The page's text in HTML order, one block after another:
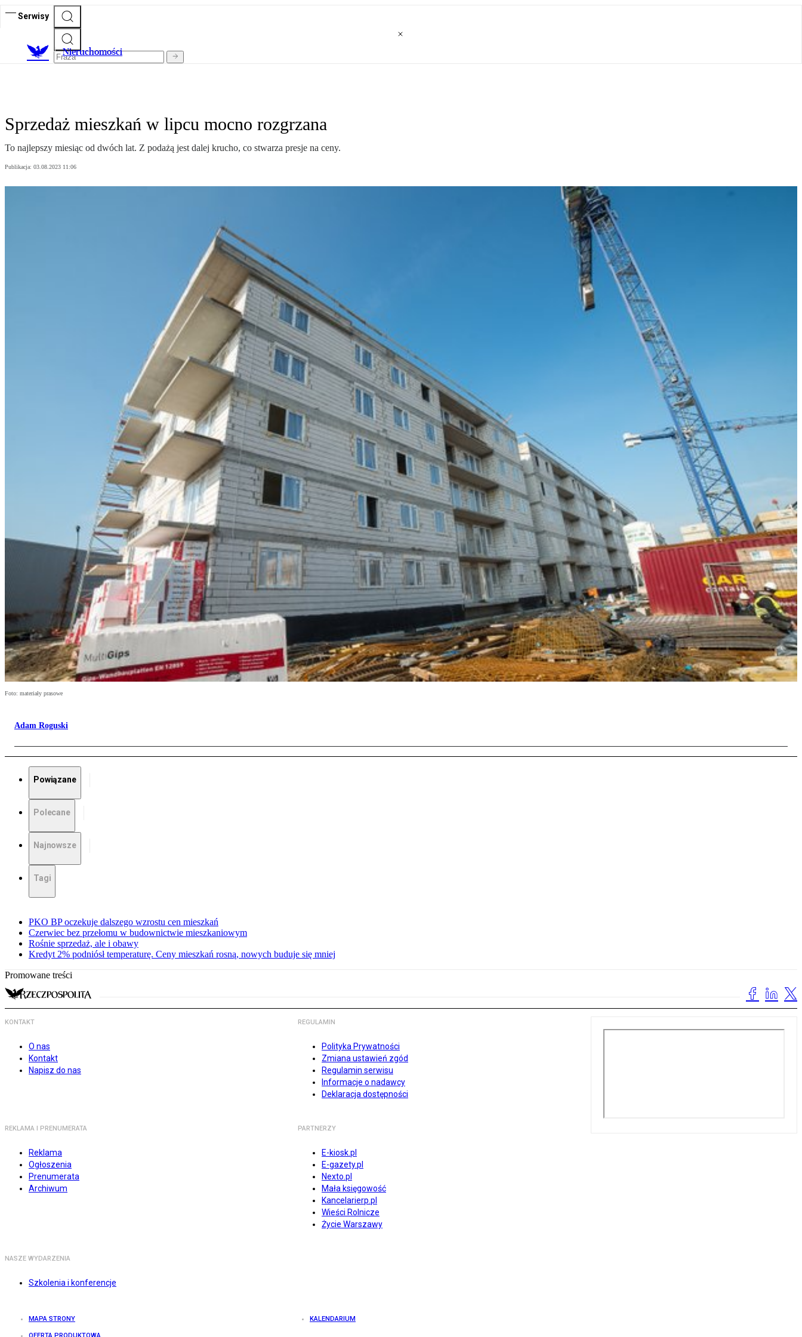
Serwisy
Nieruchomości
Sprzedaż mieszkań w lipcu mocno rozgrzana
To najlepszy miesiąc od dwóch lat. Z podażą jest dalej krucho, co stwarza presje na ceny.
Publikacja: 03.08.2023 11:06
Foto: materiały prasowe
Adam Roguski
Powiązane
Polecane
Najnowsze
Tagi
PKO BP oczekuje dalszego wzrostu cen mieszkań
Czerwiec bez przełomu w budownictwie mieszkaniowym
Rośnie sprzedaż, ale i obawy
Kredyt 2% podniósł temperaturę. Ceny mieszkań rosną, nowych buduje się mniej
Promowane treści
KONTAKT
O nas
Kontakt
Napisz do nas
REGULAMIN
Polityka Prywatności
Zmiana ustawień zgód
Regulamin serwisu
Informacje o nadawcy
Deklaracja dostępności
REKLAMA I PRENUMERATA
Reklama
Ogłoszenia
Prenumerata
Archiwum
PARTNERZY
E-kiosk.pl
E-gazety.pl
Nexto.pl
Mała księgowość
Kancelarierp.pl
Wieści Rolnicze
Życie Warszawy
NASZE WYDARZENIA
Szkolenia i konferencje
MAPA STRONY KALENDARIUM